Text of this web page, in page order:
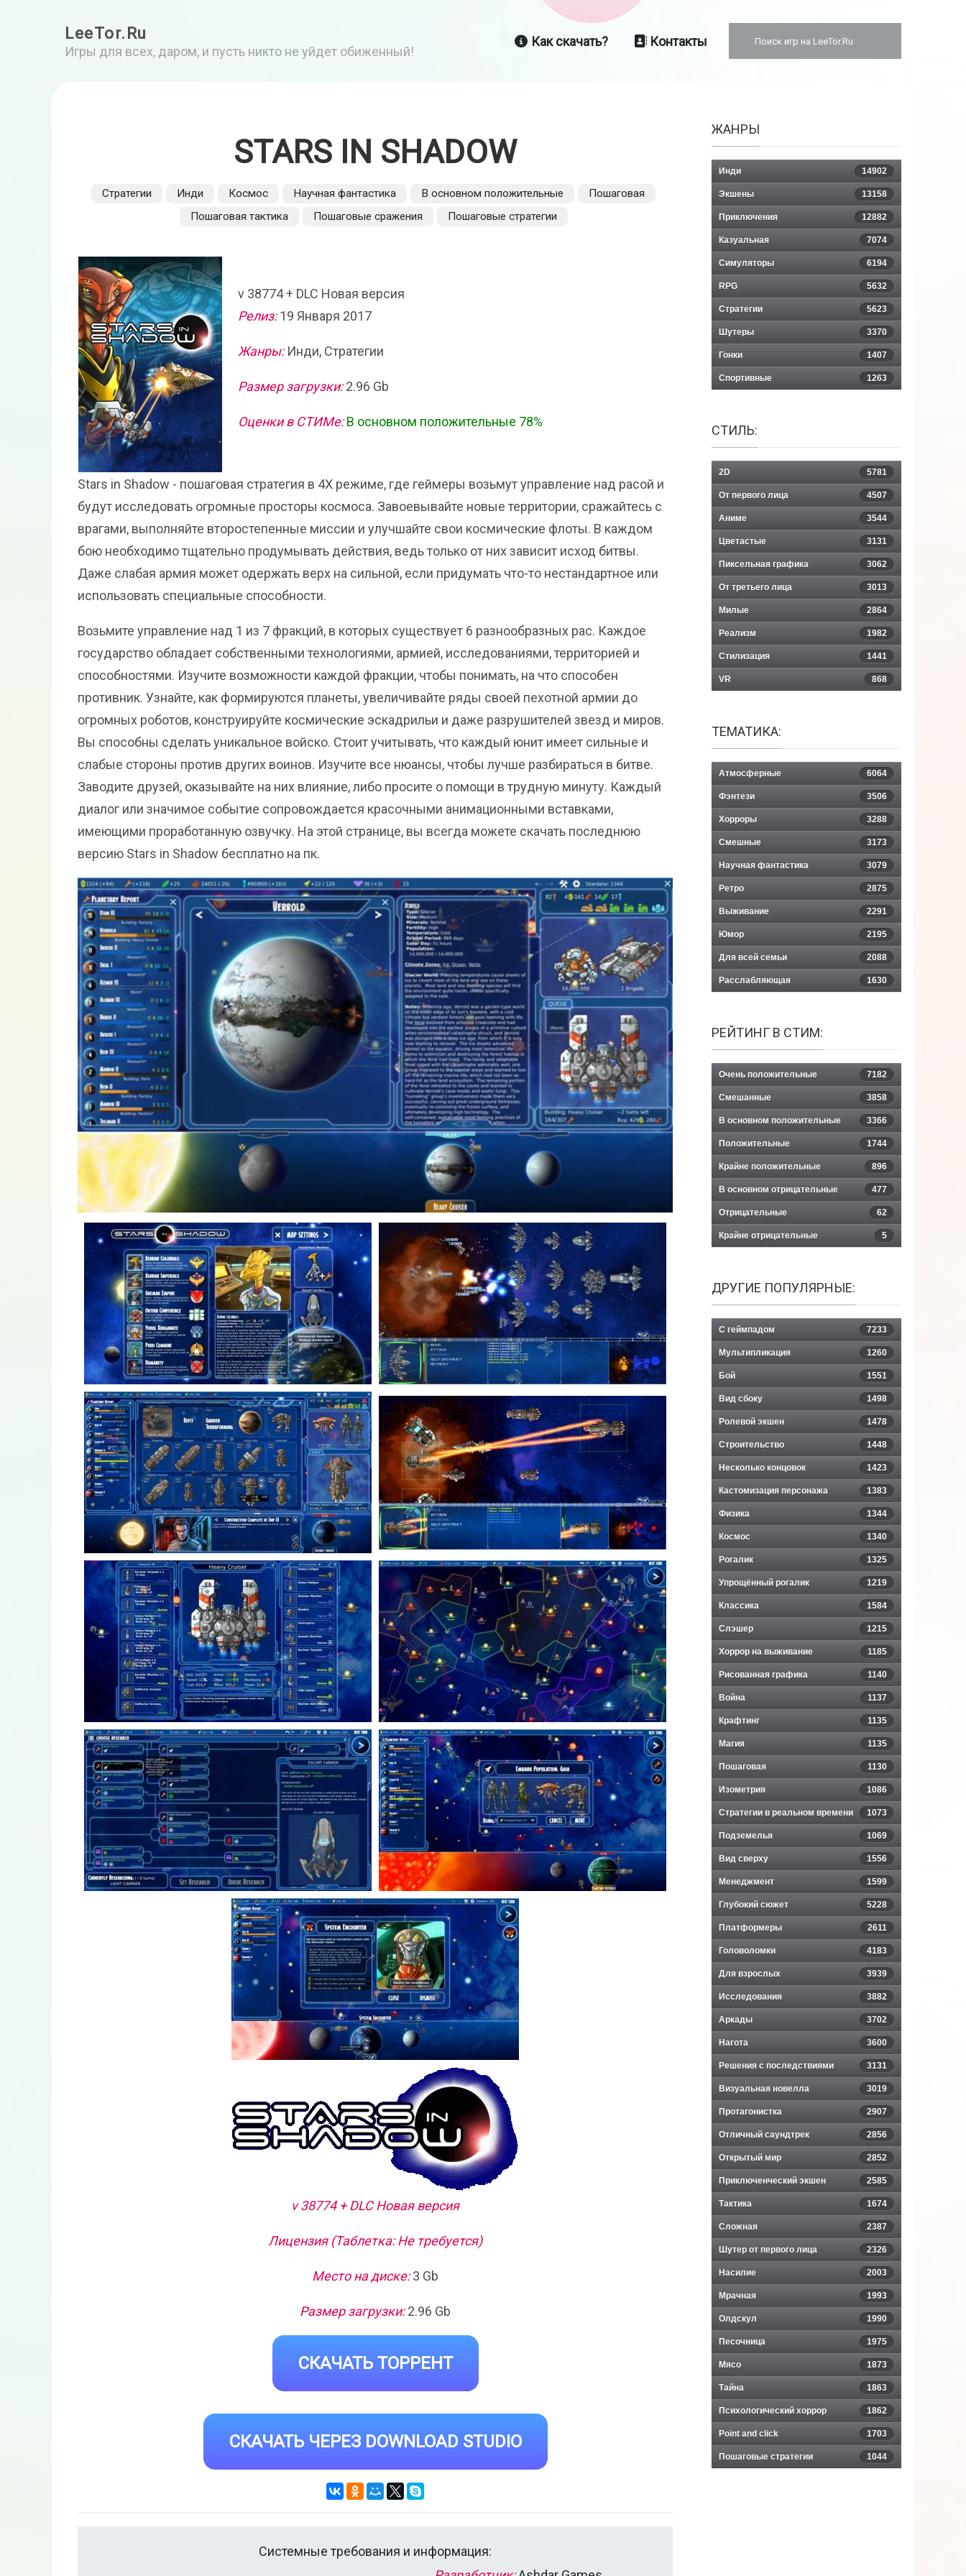
LeeTor.Ru
Игры для всех, даром, и пусть никто не уйдет обиженный!
Как скачать? Контакты
STARS IN SHADOW
Стратегии Инди Космос Научная фантастика В основном положительные
Пошаговая
Пошаговая тактика
Пошаговые сражения Пошаговые стратегии
v 38774 + DLC Новая версия
Релиз:19 Января 2017
Жанры:Инди, Стратегии
Размер загрузки:2.96 Gb
Оценки в СТИМе: В основном положительные 78%
Stars in Shadow - пошаговая стратегия в 4Х режиме, где геймеры возьмут управление над расой и
будут исследовать огромные просторы космоса. Завоевывайте новые территории, сражайтесь с
врагами, выполняйте второстепенные миссии и улучшайте свои космические флоты. В каждом
бою необходимо тщательно продумывать действия, ведь только от них зависит исход битвы.
Даже слабая армия может одержать верх на сильной, если придумать что-то нестандартное или
использовать специальные способности.
Возьмите управление над 1 из 7 фракций, в которых существует 6 разнообразных рас. Каждое
государство обладает собственными технологиями, армией, исследованиями, территорией и
способностями. Изучите возможности каждой фракции, чтобы понимать, на что способен
противник. Узнайте, как формируются планеты, увеличивайте ряды своей пехотной армии до
огромных роботов, конструируйте космические эскадрильи и даже разрушителей звезд и миров.
Вы способны сделать уникальное войско. Стоит учитывать, что каждый юнит имеет сильные и
слабые стороны против других воинов. Изучите все нюансы, чтобы лучше разбираться в битве.
Заводите друзей, оказывайте на них влияние, либо просите о помощи в трудную минуту. Каждый
диалог или значимое событие сопровождается красочными анимационными вставками,
имеющими проработанную озвучку. На этой странице, вы всегда можете скачать последнюю
версию Stars in Shadow бесплатно на пк.
v 38774 + DLC Новая версия
Лицензия (Таблетка: Не требуется)
Место на диске:3 Gb
Размер загрузки:2.96 Gb
СКАЧАТЬ ТОРРЕНТ
СКАЧАТЬ ЧЕРЕЗ DOWNLOAD STUDIO
Системные требования и информация:
ЖАНРЫ
Инди 14902
Экшены 13158
Приключения 12882
Казуальная 7074
Симуляторы 6194
RPG 5632
Стратегии 5623
Шутеры 3370
Гонки 1407
Спортивные 1263
СТИЛЬ:
2D 5781
От первого лица 4507
Аниме 3544
Цветастые 3131
Пиксельная графика 3062
От третьего лица 3013
Милые 2864
Реализм 1982
Стилизация 1441
VR 868
ТЕМАТИКА:
Атмосферные 6064
Фэнтези 3506
Хорроры 3288
Смешные 3173
Научная фантастика 3079
Ретро 2875
Выживание 2291
Юмор 2195
Для всей семьи 2088
Расслабляющая 1630
РЕЙТИНГ В СТИМ:
Очень положительные 7182
Смешанные 3858
В основном положительные 3366
Положительные 1744
Крайне положительные 896
В основном отрицательные 477
Отрицательные 62
Крайне отрицательные 5
ДРУГИЕ ПОПУЛЯРНЫЕ:
С геймпадом 7233
Мультипликация 1260
Бой 1551
Вид сбоку 1498
Ролевой экшен 1478
Строительство 1448
Несколько концовок 1423
Кастомизация персонажа 1383
Физика 1344
Космос 1340
Рогалик 1325
Упрощённый рогалик 1219
Классика 1584
Слэшер 1215
Хоррор на выживание 1185
Рисованная графика 1140
Война 1137
Крафтинг 1135
Магия 1135
Пошаговая 1130
Изометрия 1086
Стратегии в реальном времени 1073
Подземелья 1069
Вид сверху 1556
Менеджмент 1599
Глубокий сюжет 5228
Платформеры 2611
Головоломки 4183
Для взрослых 3939
Исследования 3882
Аркады 3702
Нагота 3600
Решения с последствиями 3131
Визуальная новелла 3019
Протагонистка 2907
Отличный саундтрек 2856
Открытый мир 2852
Приключенческий экшен 2585
Тактика 1674
Сложная 2387
Шутер от первого лица 2326
Насилие 2003
Мрачная 1993
Олдскул 1990
Песочница 1975
Мясо 1873
Тайна 1863
Психологический хоррор 1862
Point and click 1703
Пошаговые стратегии 1044